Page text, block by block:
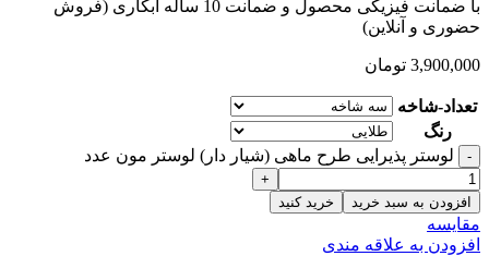
با ضمانت فیزیکی محصول و ضمانت 10 ساله آبکاری (فروش
حضوری و آنلاین)
3,900,000 تومان
تعداد-شاخه
رنگ
لوستر پذیرایی طرح ماهی (شیار دار) لوستر مون عدد
افزودن به سبد خرید خرید کنید
مقایسه
افزودن به علاقه مندی